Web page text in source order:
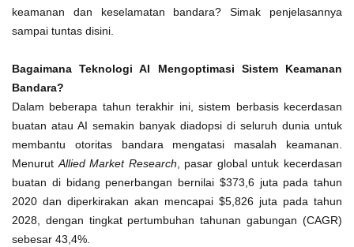
keamanan dan keselamatan bandara? Simak penjelasannya
sampai tuntas disini.
Bagaimana Teknologi AI Mengoptimasi Sistem Keamanan
Bandara?
Dalam beberapa tahun terakhir ini, sistem berbasis kecerdasan
buatan atau AI semakin banyak diadopsi di seluruh dunia untuk
membantu otoritas bandara mengatasi masalah keamanan.
Menurut Allied Market Research , pasar global untuk kecerdasan
buatan di bidang penerbangan bernilai $373,6 juta pada tahun
2020 dan diperkirakan akan mencapai $5,826 juta pada tahun
2028, dengan tingkat pertumbuhan tahunan gabungan (CAGR)
sebesar 43,4%.